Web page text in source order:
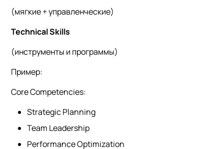
(мягкие + управленческие)
Technical Skills
(инструменты и программы)
Пример:
Core Competencies:
Strategic Planning
Team Leadership
Performance Optimization